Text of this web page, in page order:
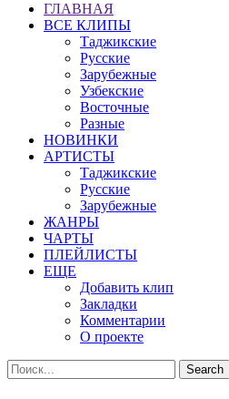
ГЛАВНАЯ
ВСЕ КЛИПЫ
Таджикские
Русские
Зарубежные
Узбекские
Восточные
Разные
НОВИНКИ
АРТИСТЫ
Таджикские
Русские
Зарубежные
ЖАНРЫ
ЧАРТЫ
ПЛЕЙЛИСТЫ
ЕЩЕ
Добавить клип
Закладки
Комментарии
О проекте